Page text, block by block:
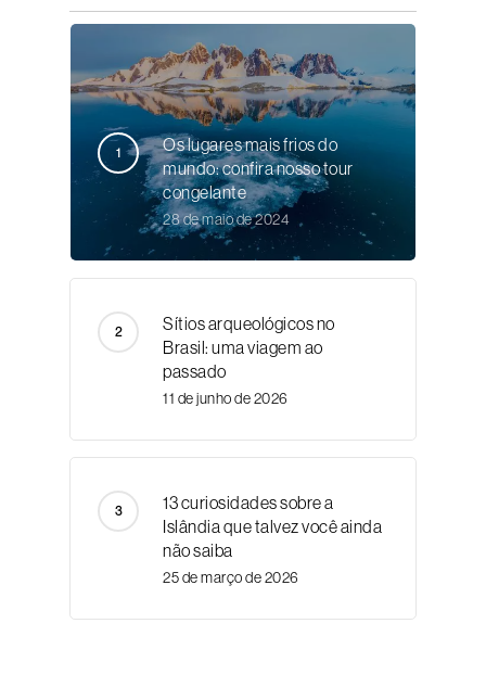
Os lugares mais frios do
mundo: confira nosso tour
congelante
28 de maio de 2024
Sítios arqueológicos no
Brasil: uma viagem ao
passado
11 de junho de 2026
13 curiosidades sobre a
Islândia que talvez você ainda
não saiba
25 de março de 2026